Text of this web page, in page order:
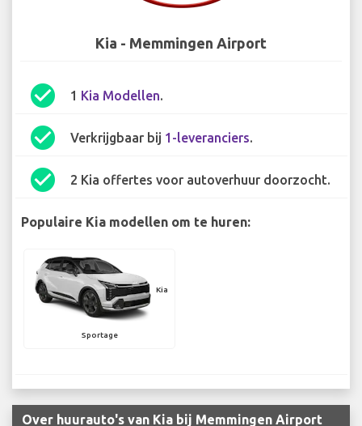
Kia - Memmingen Airport
check_circle 1 Kia Modellen.
check_circle Verkrijgbaar bij 1-leveranciers.
check_circle 2 Kia offertes voor autoverhuur doorzocht.
Populaire Kia modellen om te huren:
Kia
Sportage
Over huurauto's van Kia bij Memmingen Airport